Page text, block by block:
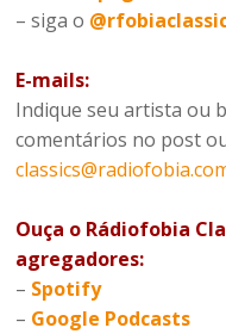
– siga o
E-mails:
Indique seu artista ou
comentários no post
Ouça o Rádiofobia
agregadores:
– Spotify
– Google Podcasts